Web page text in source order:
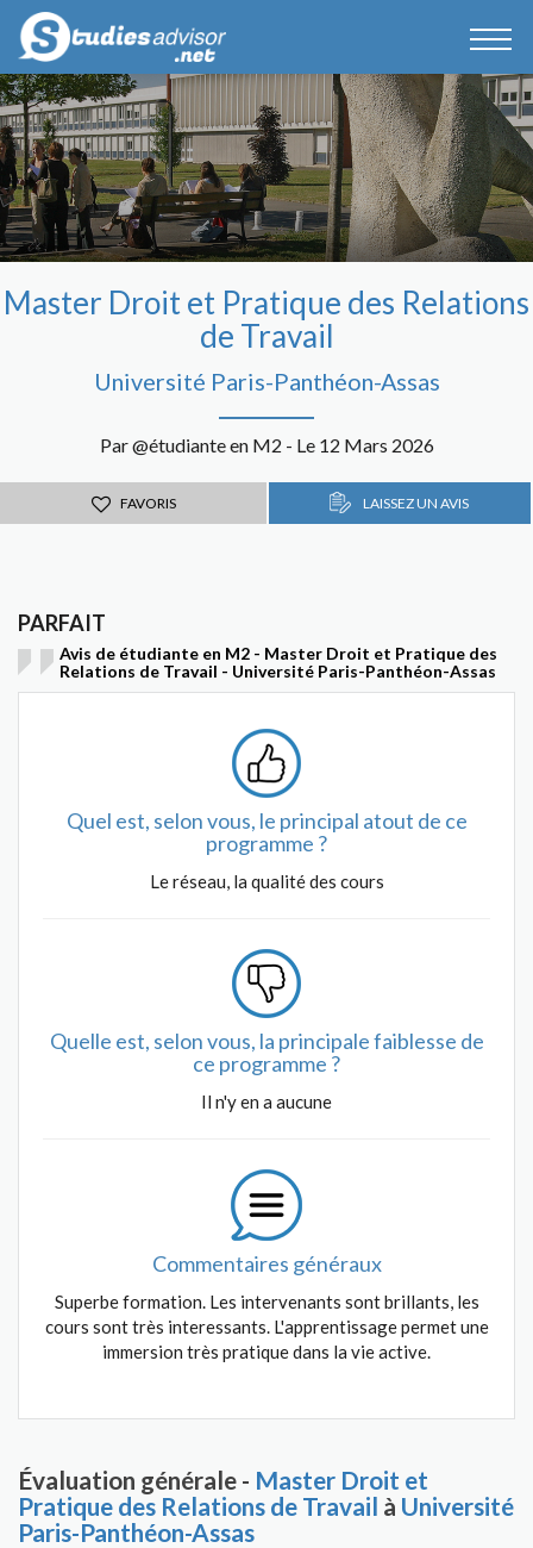
Master Droit et Pratique des Relations
de Travail
Université Paris-Panthéon-Assas
Par @étudiante en M2 - Le 12 Mars 2026
FAVORIS LAISSEZ UN AVIS
PARFAIT
Avis de étudiante en M2 - Master Droit et Pratique des
Relations de Travail - Université Paris-Panthéon-Assas
Quel est, selon vous, le principal atout de ce
programme ?
Le réseau, la qualité des cours
Quelle est, selon vous, la principale faiblesse de
ce programme ?
Il n'y en a aucune
Commentaires généraux
Superbe formation. Les intervenants sont brillants, les
cours sont très interessants. L'apprentissage permet une
immersion très pratique dans la vie active.
Évaluation générale - Master Droit et
Pratique des Relations de Travail à Université
Paris-Panthéon-Assas